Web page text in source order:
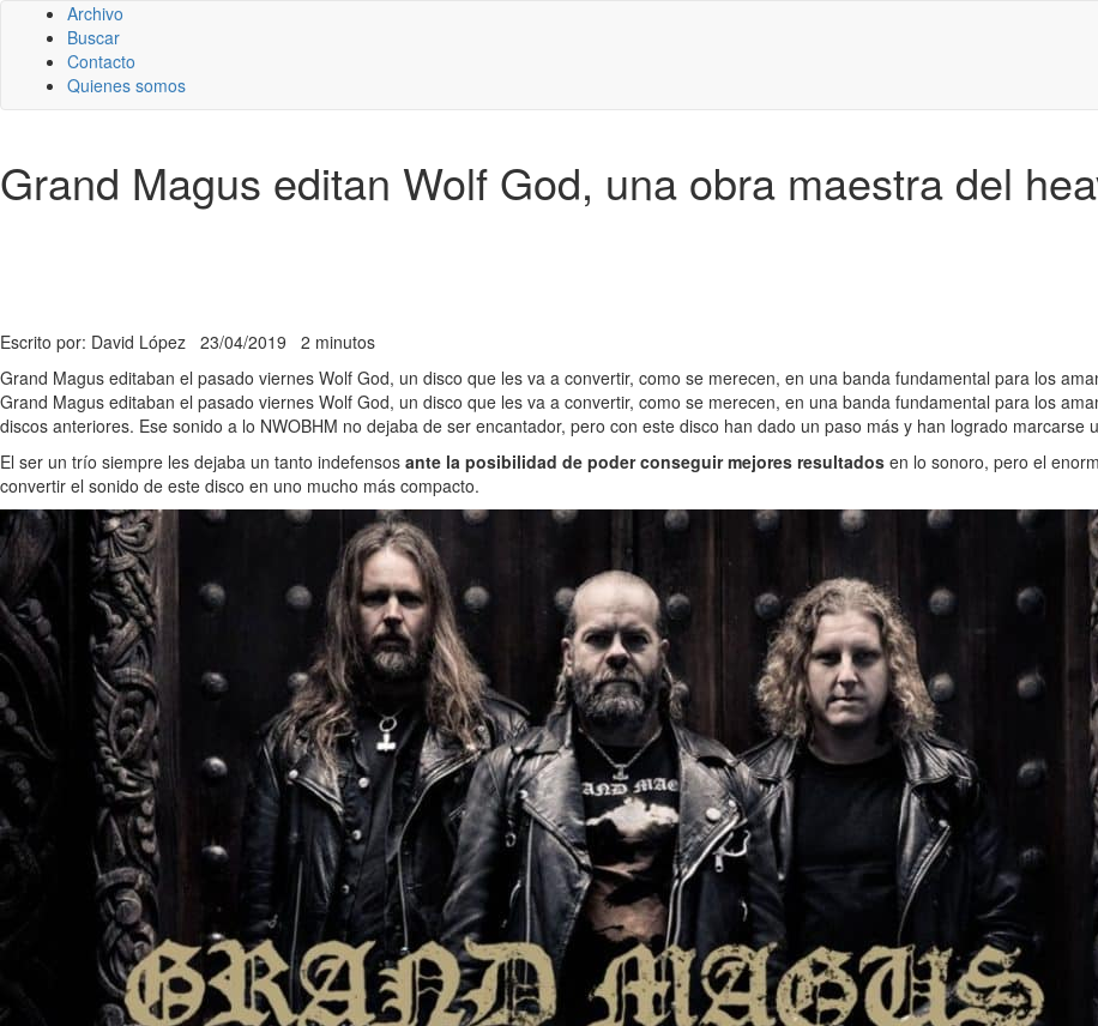
Archivo
Buscar
Contacto
Quienes somos
Grand Magus editan Wolf God, una obra maestra del
Escrito por: David López 23/04/2019 2 minutos
Grand Magus editaban el pasado viernes Wolf God, un disco que les va a convertir, como se merecen, en una banda fundamental para los
Grand Magus editaban el pasado viernes Wolf God, un disco que les va a convertir, como se merecen, en una banda fundamental para los
discos anteriores. Ese sonido a lo NWOBHM no dejaba de ser encantador, pero con este disco han dado un paso más y han logrado marcarse
El ser un trío siempre les dejaba un tanto indefensos ante la posibilidad de poder conseguir mejores resultados en lo sonoro, pero el
convertir el sonido de este disco en uno mucho más compacto.